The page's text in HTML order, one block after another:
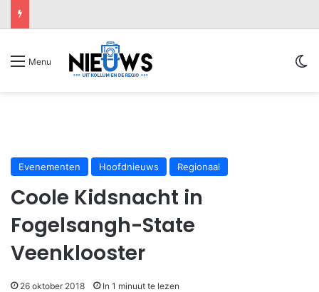
Menu
Evenementen Hoofdnieuws Regionaal
Coole Kidsnacht in
Fogelsangh-State
Veenklooster
26 oktober 2018 In 1 minuut te lezen